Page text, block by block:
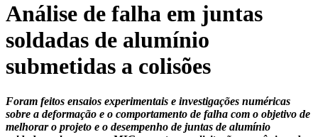
Análise de falha em juntas
soldadas de alumínio
submetidas a colisões
Foram feitos ensaios experimentais e investigações numéricas
sobre a deformação e o comportamento de falha com o objetivo de
melhorar o projeto e o desempenho de juntas de alumínio